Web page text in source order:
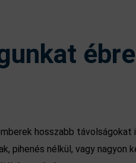
hosszabb
pihenés nélkül, vagy